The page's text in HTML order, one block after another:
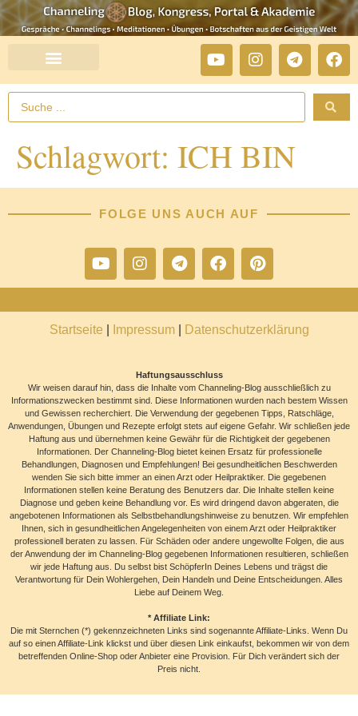
Schlagwort: ICH BIN
FOLGE UNS AUCH AUF
Startseite Impressum| Datenschutzerklärung
Haftungsausschluss
Wir weisen darauf hin, dass die Inhalte vom Channeling-Blog ausschließlich zu
Informationszwecken bestimmt sind. Diese Informationen wurden nach bestem Wissen
und Gewissen recherchiert. Die Verwendung der gegebenen Tipps, Ratschläge,
Anwendungen, Übungen und Rezepte erfolgt stets auf eigene Gefahr. Wir schließen jede
Haftung aus und übernehmen keine Gewähr für die Richtigkeit der gegebenen
Informationen. Der Channeling-Blog bietet keinen Ersatz für professionelle
Behandlungen, Diagnosen und Empfehlungen! Bei gesundheitlichen Beschwerden
wenden Sie sich bitte immer an einen Arzt oder Heilpraktiker. Die gegebenen
Informationen stellen keine Beratung des Benutzers dar. Die Inhalte stellen keine
Diagnose und geben keine Behandlung vor. Es wird dringend davon abgeraten, die
angebotenen Informationen als Selbstbehandlungshinweise zu benutzen. Wir empfehlen
Ihnen, sich in gesundheitlichen Angelegenheiten von einem Arzt oder Heilpraktiker
professionell beraten zu lassen. Für Schäden oder andere ungewollte Folgen, die aus
der Anwendung der im Channeling-Blog gegebenen Informationen resultieren, schließen
wir jede Haftung aus. Du selbst bist SchöpferIn Deines Lebens und trägst die
Verantwortung für Dein Wohlergehen, Dein Handeln und Deine Entscheidungen. Alles
Liebe auf Deinem Weg.
* Affiliate Link:
Die mit Sternchen (*) gekennzeichneten Links sind sogenannte Affiliate-Links. Wenn Du
auf so einen Affiliate-Link klickst und über diesen Link einkaufst, bekommen wir von dem
betreffenden Online-Shop oder Anbieter eine Provision. Für Dich verändert sich der
Preis nicht.